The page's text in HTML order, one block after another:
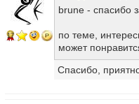
17
brune - спасибо
по теме,
может
Спасибо,